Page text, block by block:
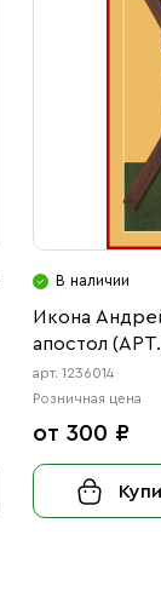
В наличии
Икона
апостол
арт. 1236014
Розничная цена
от 300 ₽